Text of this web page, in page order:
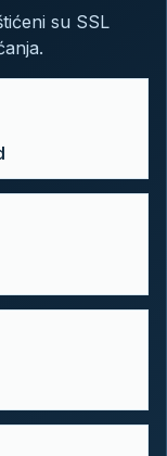
su SSL